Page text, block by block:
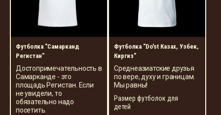
Футболка "Самарканд
Регистан"
Достопримечательность в
Самарканде - это
площадь Регистан. Если
не увидели, то
обязательно надо
посетить.
Футболка "Do'st Казах, Узбек,
Киргиз"
Среднеазиатские друзья
по вере, духу и границам.
Мы равны!
Размер футболок для
детей